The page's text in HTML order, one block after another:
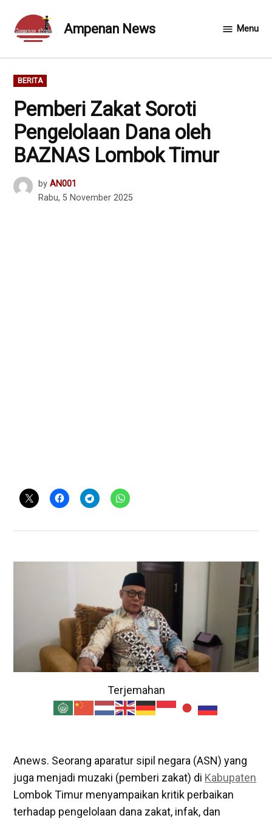
content
Ampenan News Menu
POSTED
IN
BERITA
Pemberi Zakat Soroti
Pengelolaan Dana oleh
BAZNAS Lombok Timur
by AN001
Rabu, 5 November 2025
Terjemahan
Anews. Seorang aparatur sipil negara (ASN) yang
juga menjadi muzaki (pemberi zakat) di Kabupaten
Lombok Timur menyampaikan kritik perbaikan
terhadap pengelolaan dana zakat, infak, dan